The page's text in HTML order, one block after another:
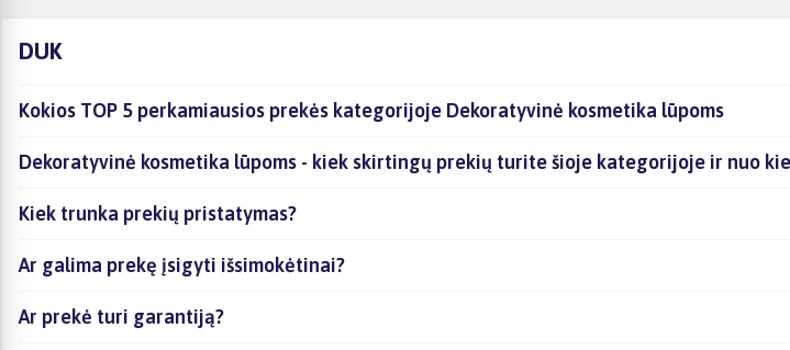
DUK
Kokios TOP 5 perkamiausios prekės kategorijoje Dekoratyvinė kosmetika lūpoms
Dekoratyvinė kosmetika lūpoms - kiek skirtingų prekių turite šioje kategorijoje ir nuo
Kiek trunka prekių pristatymas?
Ar galima prekę įsigyti išsimokėtinai?
Ar prekė turi garantiją?